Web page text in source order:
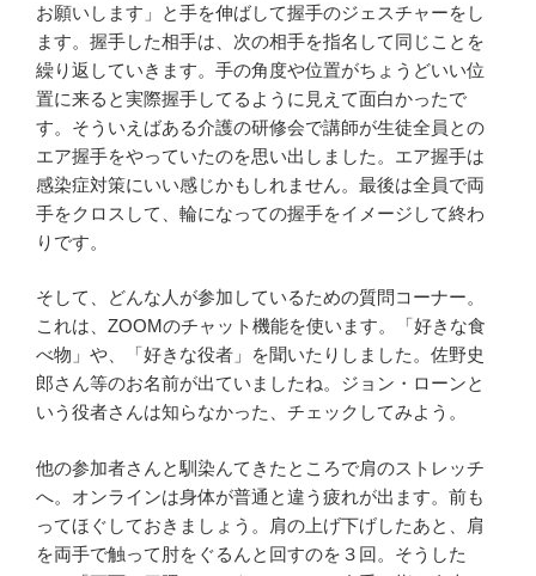
お願いします」と手を伸ばして握手のジェスチャーをし
ます。握手した相手は、次の相手を指名して同じことを
繰り返していきます。手の角度や位置がちょうどいい位
置に来ると実際握手してるように見えて面白かったで
す。そういえばある介護の研修会で講師が生徒全員との
エア握手をやっていたのを思い出しました。エア握手は
感染症対策にいい感じかもしれません。最後は全員で両
手をクロスして、輪になっての握手をイメージして終わ
りです。
そして、どんな人が参加しているための質問コーナー。
これは、ZOOMのチャット機能を使います。「好きな食
べ物」や、「好きな役者」を聞いたりしました。佐野史
郎さん等のお名前が出ていましたね。ジョン・ローンと
いう役者さんは知らなかった、チェックしてみよう。
他の参加者さんと馴染んてきたところで肩のストレッチ
へ。オンラインは身体が普通と違う疲れが出ます。前も
ってほぐしておきましょう。肩の上げ下げしたあと、肩
を両手で触って肘をぐるんと回すのを３回。そうした